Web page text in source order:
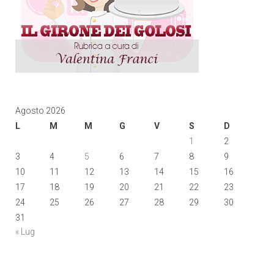
Agosto 2026
L
M M G V S
D
1
2
3
4 5 6 7 8
9
10
11 12 13 14 15
16
17
18 19 20 21 22
23
24
25 26 27 28 29
30
31
« Lug